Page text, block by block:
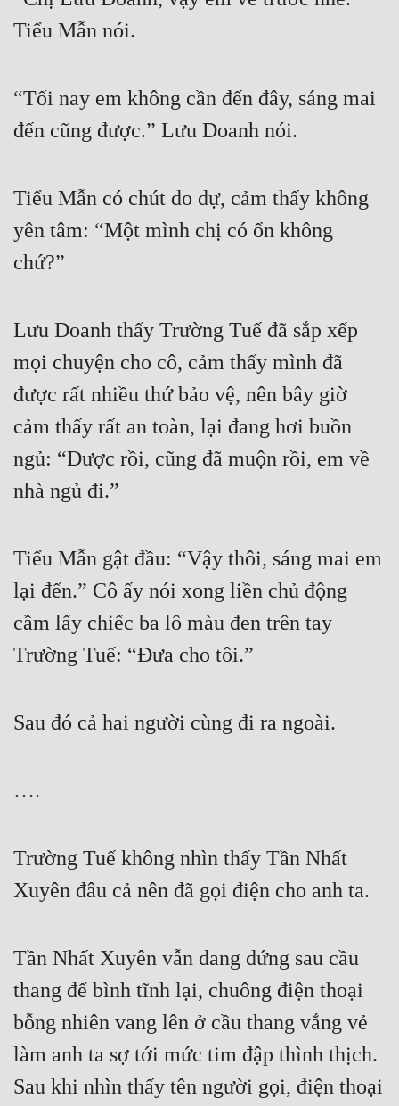
Tiểu Mẫn nói.
“Tối nay em không cần đến đây, sáng mai
đến cũng được.” Lưu Doanh nói.
Tiểu Mẫn có chút do dự, cảm thấy không
yên tâm: “Một mình chị có ổn không
chứ?”
Lưu Doanh thấy Trường Tuế đã sắp xếp
mọi chuyện cho cô, cảm thấy mình đã
được rất nhiều thứ bảo vệ, nên bây giờ
cảm thấy rất an toàn, lại đang hơi buồn
ngủ: “Được rồi, cũng đã muộn rồi, em về
nhà ngủ đi.”
Tiểu Mẫn gật đầu: “Vậy thôi, sáng mai em
lại đến.” Cô ấy nói xong liền chủ động
cầm lấy chiếc ba lô màu đen trên tay
Trường Tuế: “Đưa cho tôi.”
Sau đó cả hai người cùng đi ra ngoài.
….
Trường Tuế không nhìn thấy Tần Nhất
Xuyên đâu cả nên đã gọi điện cho anh ta.
Tần Nhất Xuyên vẫn đang đứng sau cầu
thang để bình tĩnh lại, chuông điện thoại
bỗng nhiên vang lên ở cầu thang vắng vẻ
làm anh ta sợ tới mức tim đập thình thịch.
Sau khi nhìn thấy tên người gọi, điện thoại